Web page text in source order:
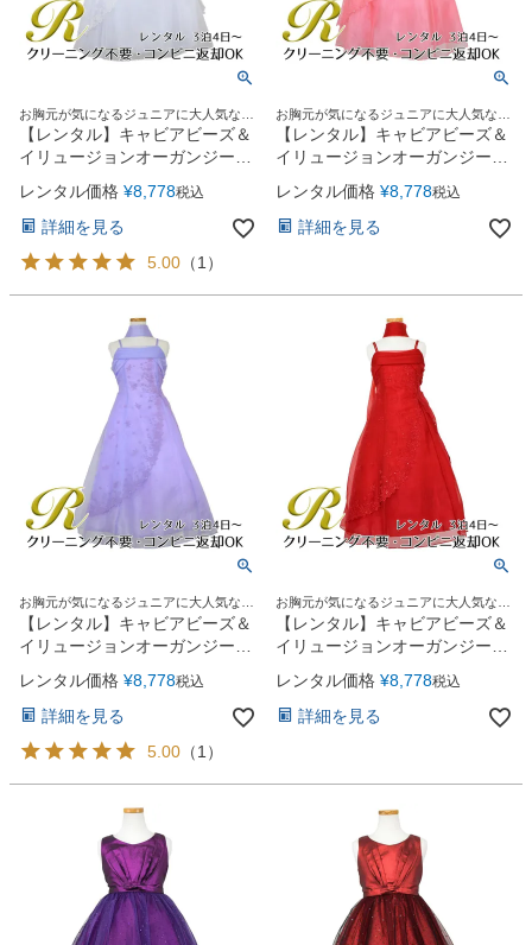
お胸元が気になるジュニアに大人気なオ
ーガンジーロングドレス
【レンタル】キャビアビーズ＆
イリュージョンオーガンジーロ
ングドレス(HC1215)ホワイト
レンタル価格 ¥8,778税込
詳細を見る
5.00 （1）
お胸元が気になるジュニアに大人気なオ
ーガンジーロングドレス
【レンタル】キャビアビーズ＆
イリュージョンオーガンジーロ
ングドレス(HC1215)コーラル
レンタル価格 ¥8,778税込
詳細を見る
お胸元が気になるジュニアに大人気なオ
ーガンジーロングドレス
【レンタル】キャビアビーズ＆
イリュージョンオーガンジーロ
ングドレス(HC1215)ライラッ
ク
レンタル価格 ¥8,778税込
詳細を見る
5.00 （1）
お胸元が気になるジュニアに大人気なオ
ーガンジーロングドレス
【レンタル】キャビアビーズ＆
イリュージョンオーガンジーロ
ングドレス(HC1215)レッド
レンタル価格 ¥8,778税込
詳細を見る